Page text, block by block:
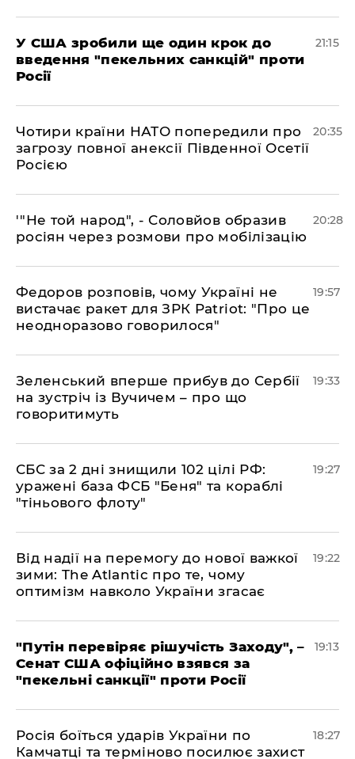
​У США зробили ще один крок до
введення "пекельних санкцій" проти
Росії
21:15
​Чотири країни НАТО попередили про
загрозу повної анексії Південної Осетії
Росією
20:35
​'"Не той народ", - Соловйов образив
росіян через розмови про мобілізацію
20:28
​Федоров розповів, чому Україні не
вистачає ракет для ЗРК Patriot: "Про це
неодноразово говорилося"
19:57
​Зеленський вперше прибув до Сербії
на зустріч із Вучичем – про що
говоритимуть
19:33
​СБС за 2 дні знищили 102 цілі РФ:
уражені база ФСБ "Беня" та кораблі
"тіньового флоту"
19:27
​Від надії на перемогу до нової важкої
зими: The Atlantic про те, чому
оптимізм навколо України згасає
19:22
​"Путін перевіряє рішучість Заходу", –
Сенат США офіційно взявся за
"пекельні санкції" проти Росії
19:13
​Росія боїться ударів України по
Камчатці та терміново посилює захист
18:27